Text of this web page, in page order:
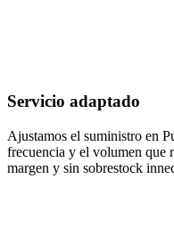
Servicio adaptado
Ajustamos el suministro en
frecuencia y el volumen que
margen y sin sobrestock